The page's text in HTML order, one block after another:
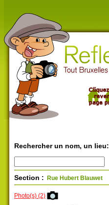
Rechercher un nom, un lieu:
Section : Rue Hubert Blauwet
Photo(s) (2)